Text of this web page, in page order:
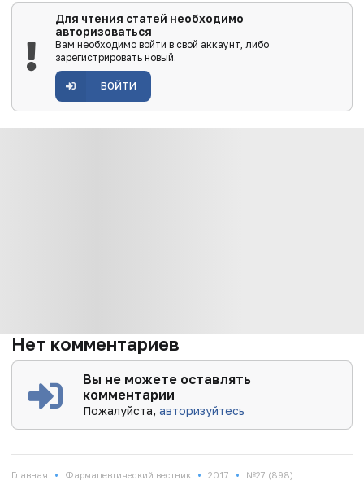
Для чтения статей необходимо
авторизоваться
Вам необходимо войти в свой аккаунт, либо
зарегистрировать новый.
ВОЙТИ
Нет комментариев
Вы не можете оставлять
комментарии
Пожалуйста,авторизуйтесь
Главная • Фармацевтический вестник • 2017 • №27 (898)